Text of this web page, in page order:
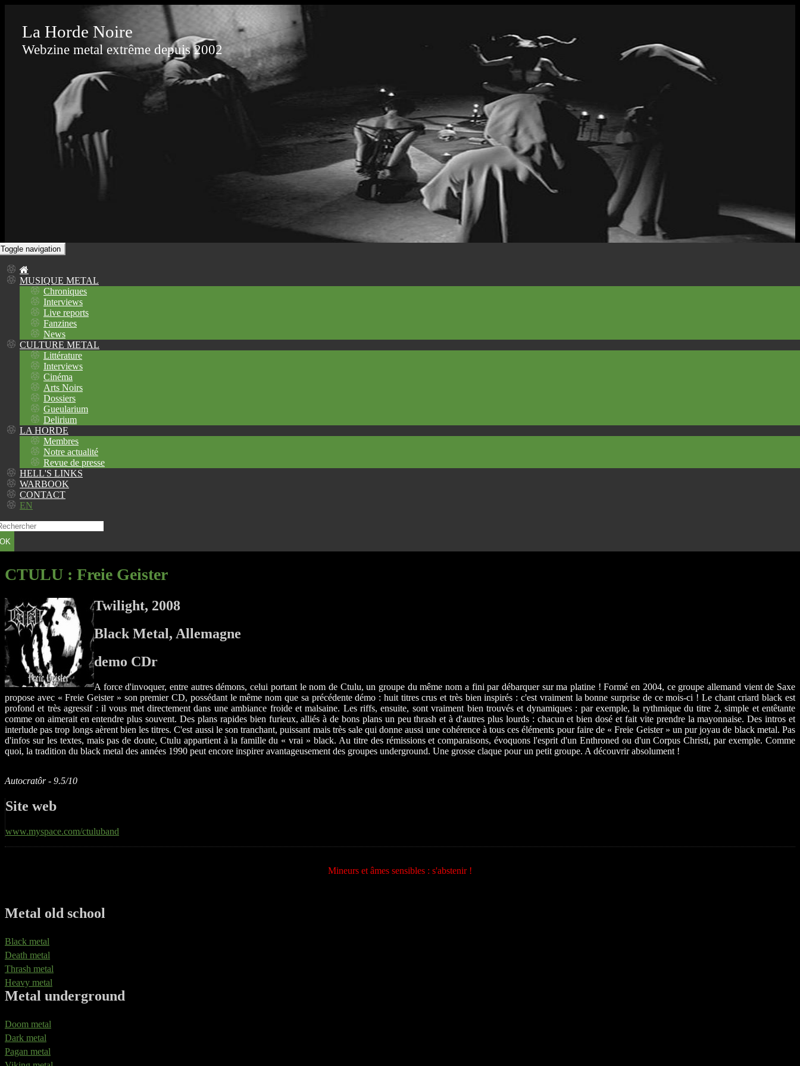
La Horde Noire
Webzine metal extrême depuis 2002
Toggle navigation
MUSIQUE METAL
Chroniques
Interviews
Live reports
Fanzines
News
CULTURE METAL
Littérature
Interviews
Cinéma
Arts Noirs
Dossiers
Gueularium
Delirium
LA HORDE
Membres
Notre actualité
Revue de presse
HELL'S LINKS
WARBOOK
CONTACT
EN
OK
CTULU : Freie Geister
Twilight, 2008
Black Metal, Allemagne
demo CDr
A force d'invoquer, entre autres démons, celui portant le nom de Ctulu, un groupe du même nom a fini par débarquer sur ma platine ! Formé en 2004, ce groupe allemand vient de Saxe
propose avec « Freie Geister » son premier CD, possédant le même nom que sa précédente démo : huit titres crus et très bien inspirés : c'est vraiment la bonne surprise de ce mois-ci ! Le chant criard black est
profond et très agressif : il vous met directement dans une ambiance froide et malsaine. Les riffs, ensuite, sont vraiment bien trouvés et dynamiques : par exemple, la rythmique du titre 2, simple et entêtante
comme on aimerait en entendre plus souvent. Des plans rapides bien furieux, alliés à de bons plans un peu thrash et à d'autres plus lourds : chacun et bien dosé et fait vite prendre la mayonnaise. Des intros et
interlude pas trop longs aèrent bien les titres. C'est aussi le son tranchant, puissant mais très sale qui donne aussi une cohérence à tous ces éléments pour faire de « Freie Geister » un pur joyau de black metal. Pas
d'infos sur les textes, mais pas de doute, Ctulu appartient à la famille du « vrai » black. Au titre des rémissions et comparaisons, évoquons l'esprit d'un Enthroned ou d'un Corpus Christi, par exemple. Comme
quoi, la tradition du black metal des années 1990 peut encore inspirer avantageusement des groupes underground. Une grosse claque pour un petit groupe. A découvrir absolument !
Autocratôr - 9.5/10
Site web
www.myspace.com/ctuluband
Mineurs et âmes sensibles : s'abstenir !
Metal old school
Black metal
Death metal
Thrash metal
Heavy metal
Metal underground
Doom metal
Dark metal
Pagan metal